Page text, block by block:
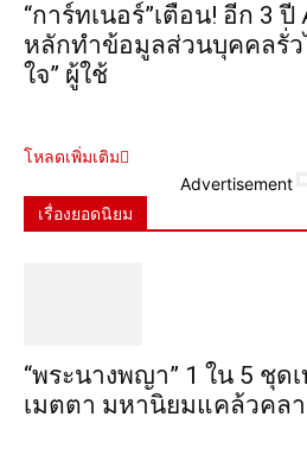
“การ์ทเนอร์”เตือน! อีก 3
หลักทำข้อมูลส่วนบุคคลรั่ว
ใจ” ผู้ใช้
โหลดเพิ่มเติม
Advertisement
เรื่องยอดนิยม
“พระ​นาง​พญา” 1 ใน 5​ ชุด
เมตตา​ มหา​นิยม​แคล้วคล